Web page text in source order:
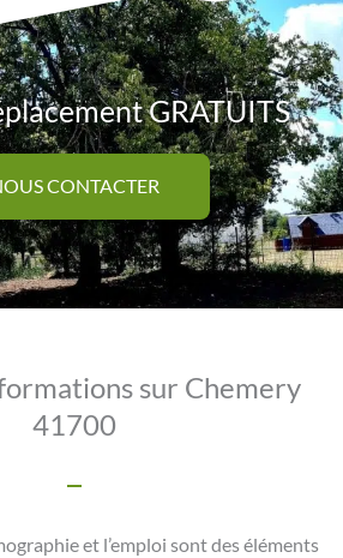
GRATUITS
CONTACTER
sur Chemery
41700
et l’emploi sont des éléments